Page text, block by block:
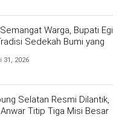
Warga, Bupati Egi
Sedekah Bumi yang
31, 2026
Selatan Resmi Dilantik,
Titip Tiga Misi Besar